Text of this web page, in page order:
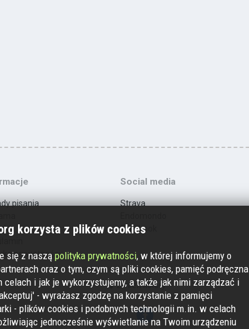
pisania
prywatności
Social media
Strava
Facebook
Zmień kolory
korzysta z plików cookies
się z nasząpolityka prywatności, w której informujemy o
oraz o tym, czym są pliki cookies, pamięć podręczna
celach i jak je wykorzystujemy, a także jak nimi zarządzać i
- wyrażasz zgodzę na korzystanie z pamięci
- plików cookies i podobnych technologii m.in. w celach
jednocześnie wyświetlanie na Twoim urządzeniu